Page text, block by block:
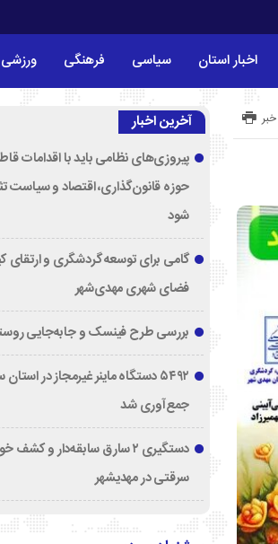
اخبار استان سیاسی فرهنگی ورزشی
آخرین اخبار
پیروزی‌های نظامی باید با اقدامات
حوزه قانون‌گذاری، اقتصاد و سیاست
شود
گامی برای توسعه گردشگری و ارتقای
فضای شهری مهدی‌شهر
بررسی طرح فینسک و جابه‌جایی
۵۴۹۲ دستگاه ماینر غیرمجاز در
جمع‌آوری شد
دستگیری ۲ سارق سابقه‌دار و
سرقتی در مهدیشهر